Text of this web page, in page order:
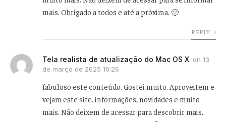
mais. Obrigado a todos e até a próxima. 🙂
REPLY
Tela realista de atualização do Mac OS X on 13
de março de 2025 16:26
fabuloso este conteúdo. Gostei muito. Aproveitem e
vejam este site. informações, novidades e muito
mais. Não deixem de acessar para descobrir mais.